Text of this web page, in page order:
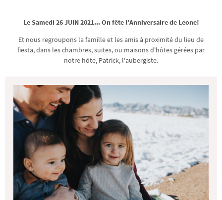
Le Samedi 26 JUIN 2021... On fête l'Anniversaire de Leone!
Et nous regroupons la famille et les amis à proximité du lieu de
fiesta, dans les chambres, suites, ou maisons d'hôtes gérées par
notre hôte, Patrick, l'aubergiste.